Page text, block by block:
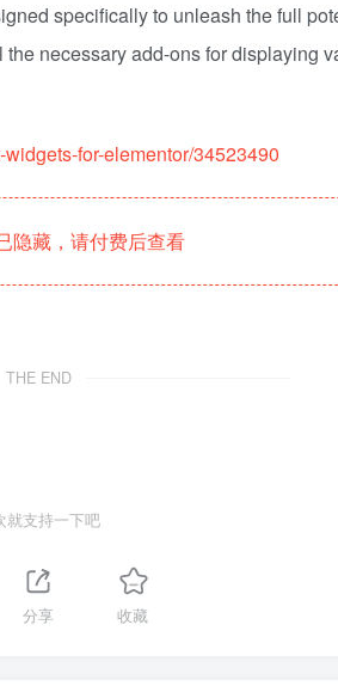
specifically to unleash the full
necessary add-ons for displaying
for-elementor/34523490
隐藏，请付费后查看
THE END
就支持一下吧
分享 收藏